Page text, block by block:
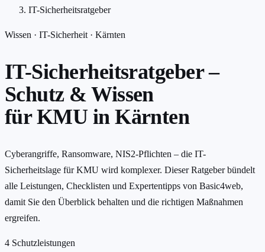
IT-Sicherheitsratgeber
Wissen · IT-Sicherheit · Kärnten
IT-Sicherheitsratgeber –
Schutz & Wissen
für KMU in Kärnten
Cyberangriffe, Ransomware, NIS2-Pflichten – die IT-
Sicherheitslage für KMU wird komplexer. Dieser Ratgeber bündelt
alle Leistungen, Checklisten und Expertentipps von Basic4web,
damit Sie den Überblick behalten und die richtigen Maßnahmen
ergreifen.
4 Schutzleistungen